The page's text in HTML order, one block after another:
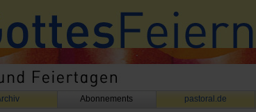
Abonnements pastoral.de